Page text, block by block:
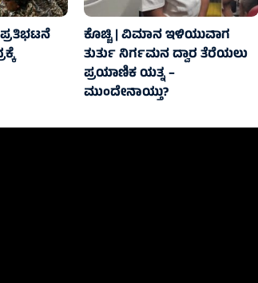
ಕೊಚ್ಚಿ | ವಿಮಾನ ಇಳಿಯುವಾಗ
ತುರ್ತು ನಿರ್ಗಮನ ದ್ವಾರ ತೆರೆಯಲು
ಪ್ರಯಾಣಿಕ ಯತ್ನ –
ಮುಂದೇನಾಯ್ತು?